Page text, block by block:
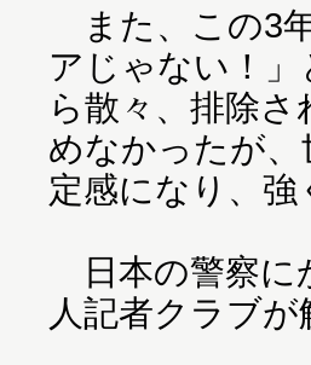
また、この3
アじゃない！
ら散々、排除
めなかったが
定感になり、
日本の警察に
人記者クラブ